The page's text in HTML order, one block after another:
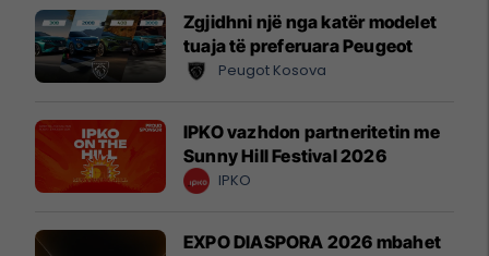
Zgjidhni një nga katër modelet
tuaja të preferuara Peugeot
Peugot Kosova
IPKO vazhdon partneritetin me
Sunny Hill Festival 2026
IPKO
EXPO DIASPORA 2026 mbahet